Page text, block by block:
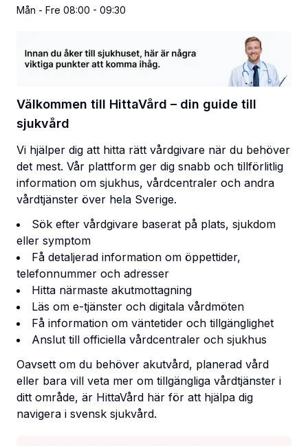
Mån - Fre 08:00 - 09:30
Välkommen till HittaVård – din guide till
sjukvård
Vi hjälper dig att hitta rätt vårdgivare när du behöver
det mest. Vår plattform ger dig snabb och tillförlitlig
information om sjukhus, vårdcentraler och andra
vårdtjänster över hela Sverige.
Sök efter vårdgivare baserat på plats, sjukdom
eller symptom
Få detaljerad information om öppettider,
telefonnummer och adresser
Hitta närmaste akutmottagning
Läs om e-tjänster och digitala vårdmöten
Få information om väntetider och tillgänglighet
Anslut till officiella vårdcentraler och sjukhus
Oavsett om du behöver akutvård, planerad vård
eller bara vill veta mer om tillgängliga vårdtjänster i
ditt område, är HittaVård här för att hjälpa dig
navigera i svensk sjukvård.